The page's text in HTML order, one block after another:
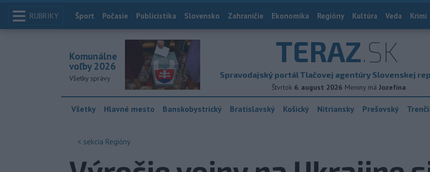
RUBRIKY Index
Šport Počasie Publicistika Slovensko Zahraničie Ekonomika Regióny Kultúra Veda Krimi
TERAZ.SK
Spravodajský portál Tlačovej agentúry Slovenskej
Štvrtok 6. august 2026 Meniny má Jozefína
Komunálne
voľby 2026
Všetky správy
Všetky Hlavné mesto Banskobystrický Bratislavský Košický Nitriansky Prešovský
< sekcia Regióny